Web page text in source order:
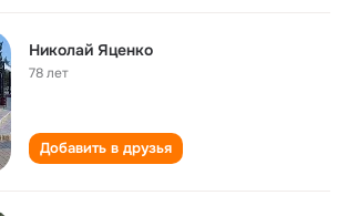
Николай Яценко
78 лет
Добавить в друзья